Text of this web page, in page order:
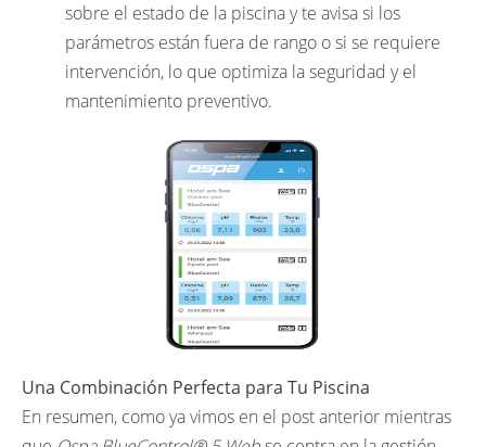
sobre el estado de la piscina y te avisa si los
parámetros están fuera de rango o si se requiere
intervención, lo que optimiza la seguridad y el
mantenimiento preventivo.
Una Combinación Perfecta para Tu Piscina
En resumen, como ya vimos en el post anterior mientras